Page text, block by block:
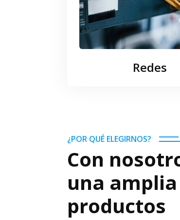
Redes
¿POR QUÉ ELEGIRNOS?
Con
una
productos